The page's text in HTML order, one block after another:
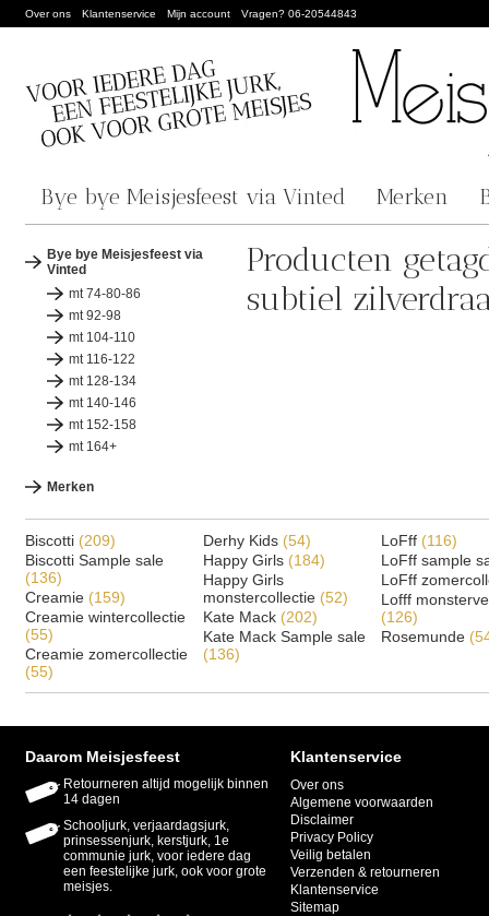
Over ons Klantenservice Mijn account Vragen? 06-20544843
Bye bye Meisjesfeest via Vinted Merken
Bye bye Meisjesfeest via
Vinted
mt 74-80-86
mt 92-98
mt 104-110
mt 116-122
mt 128-134
mt 140-146
mt 152-158
mt 164+
Merken
Producten
subtiel
Biscotti (209)
Biscotti Sample sale
(136)
Creamie (159)
Creamie wintercollectie
(55)
Creamie zomercollectie
(55)
Derhy Kids (54)
Happy Girls (184)
Happy Girls
monstercollectie (52)
Kate Mack (202)
Kate Mack Sample sale
(136)
LoFff (116)
LoFff sample
LoFff
Lofff
(126)
Rosemunde
Daarom Meisjesfeest
Retourneren altijd mogelijk binnen
14 dagen
Schooljurk, verjaardagsjurk,
prinsessenjurk, kerstjurk, 1e
communie jurk, voor iedere dag
een feestelijke jurk, ook voor grote
meisjes.
Klantenservice
Over ons
Algemene voorwaarden
Disclaimer
Privacy Policy
Veilig betalen
Verzenden & retourneren
Klantenservice
Sitemap